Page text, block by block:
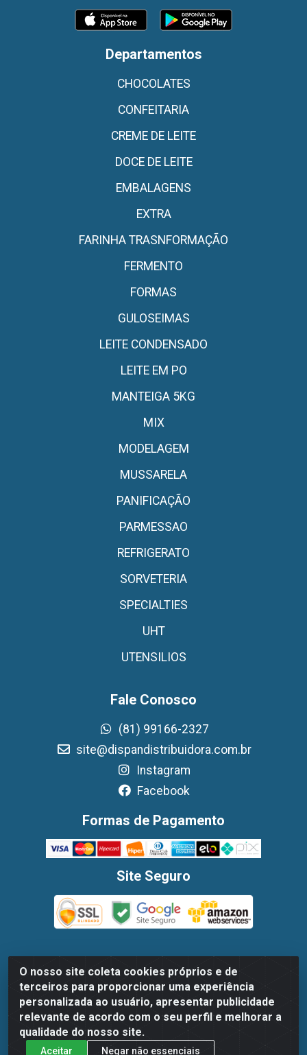
O nosso site coleta cookies próprios e de
terceiros para proporcionar uma experiência
personalizada ao usuário, apresentar publicidade
relevante de acordo com o seu perfil e melhorar a
qualidade do nosso site.
Aceitar Negar não essenciais
Departamentos
CHOCOLATES
CONFEITARIA
CREME DE LEITE
DOCE DE LEITE
EMBALAGENS
EXTRA
FARINHA TRASNFORMAÇÃO
FERMENTO
FORMAS
GULOSEIMAS
LEITE CONDENSADO
LEITE EM PO
MANTEIGA 5KG
MIX
MODELAGEM
MUSSARELA
PANIFICAÇÃO
PARMESSAO
REFRIGERATO
SORVETERIA
SPECIALTIES
UHT
UTENSILIOS
Fale Conosco
(81) 99166-2327
site@dispandistribuidora.com.br
Instagram
Facebook
Formas de Pagamento
Site Seguro
Dispan Distribuidora de Alimentos LTDA - Avenida Marechal
Mascarenhas De Moraes, 1048- Imbiribeira, Recife/PE - CEP
51.170-000 - CNPJ 30.779.584/0003-78